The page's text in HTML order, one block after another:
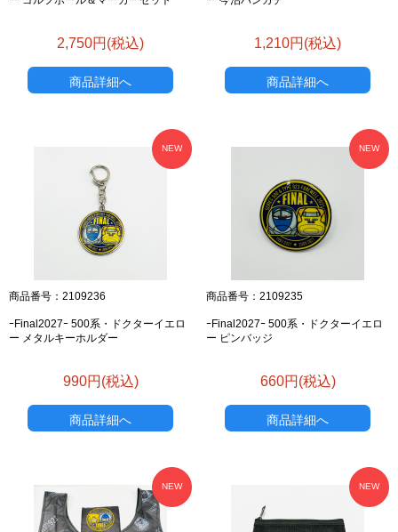
2,750円(税込)
商品詳細へ
1,210円(税込)
商品詳細へ
NEW
商品番号：2109236
ｰFinal2027ｰ 500系・ドクターイエロ
ー メタルキーホルダー
990円(税込)
商品詳細へ
NEW
商品番号：2109235
ｰFinal2027ｰ 500系・ドクターイエロ
ー ピンバッジ
660円(税込)
商品詳細へ
NEW NEW